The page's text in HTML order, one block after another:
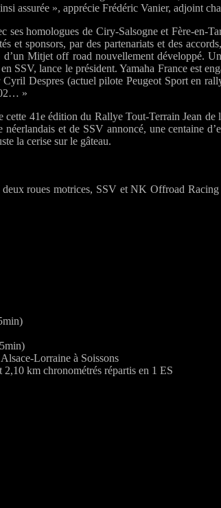
assurée », apprécie Frédéric Vanier, adjoint
ses homologues de Ciry-Salsogne et Fère-en-
et sponsors, par des partenariats et des
Mitjet off road nouvellement développé.
SSV, lance le président. Yamaha France est
Despres (actuel pilote Peugeot Sport en
02… »
41e édition du Rallye Tout-Terrain Jean de
et de SSV annoncé, une centaine
la cerise sur le gâteau.
roues motrices, SSV et NK Offroad
Lorraine à Soissons
km chronométrés répartis en 1 ES